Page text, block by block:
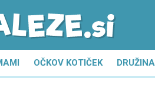
OČKOV KOTIČEK